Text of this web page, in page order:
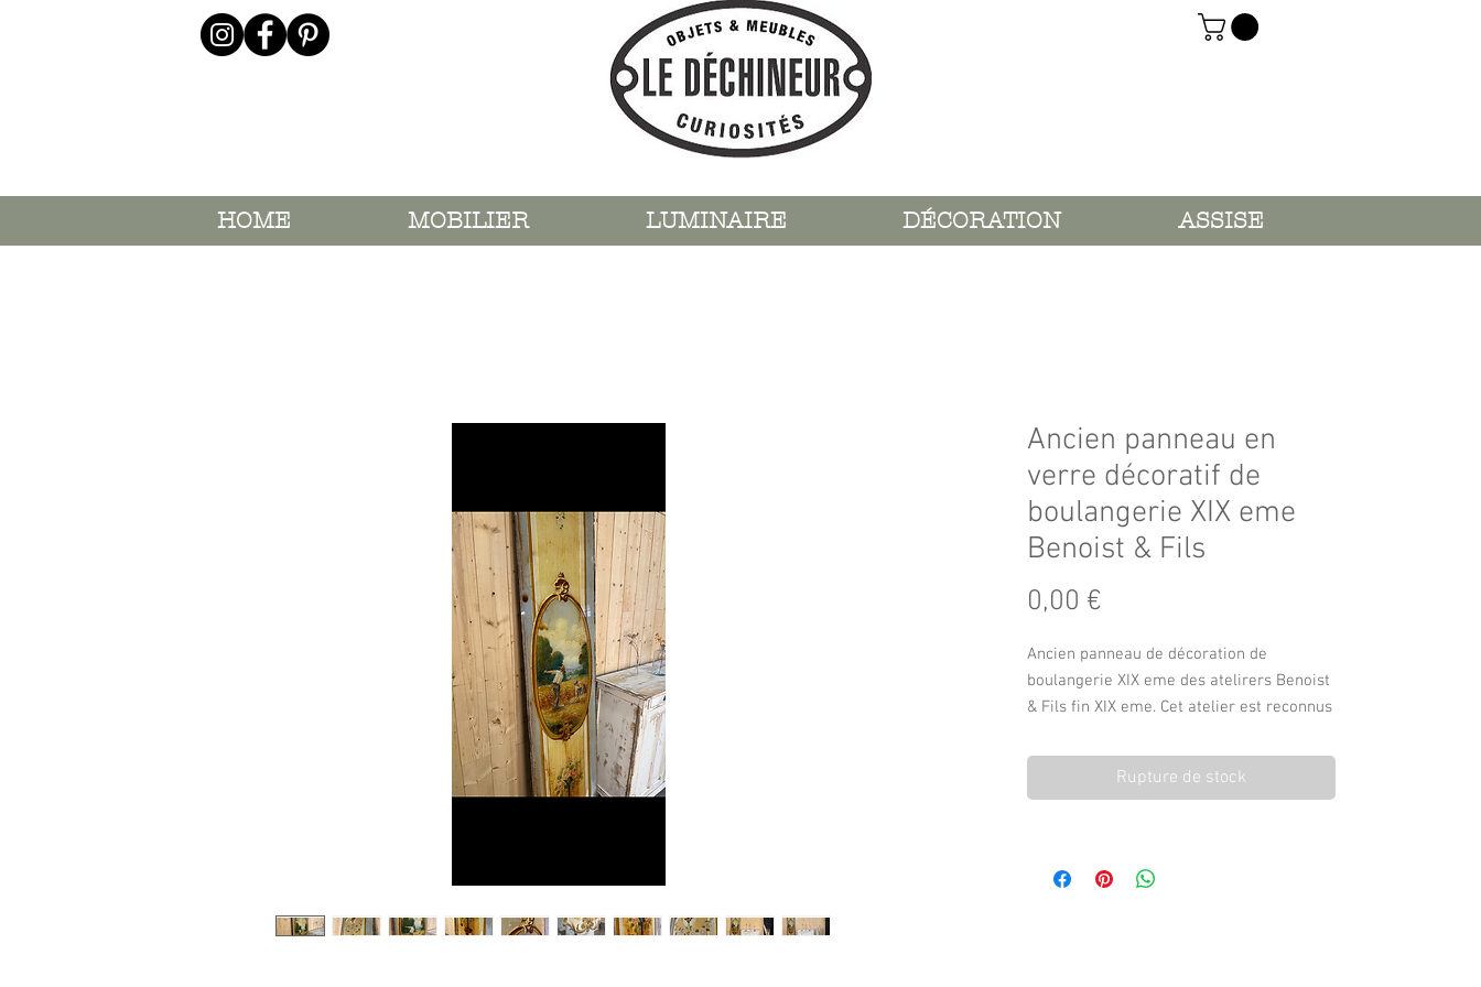
HOME MOBILIER LUMINAIRE DÉCORATION ASSISE
Ancien panneau en
verre décoratif de
boulangerie XIX eme
Benoist & Fils
0,00 €
Ancien panneau de décoration de
boulangerie XIX eme des atelirers Benoist
& Fils fin XIX eme. Cet atelier est reconnus
pour commerce et autres édifices.
Toile marouflé sur verre.
228 cm de haut
47 cm de long
Rupture de stock